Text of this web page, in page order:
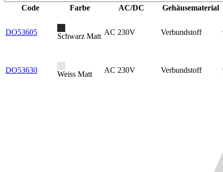
Code Farbe AC/DC Gehäusematerial
DO53605 Schwarz Matt AC 230V Verbundstoff
DO53630 Weiss Matt AC 230V Verbundstoff